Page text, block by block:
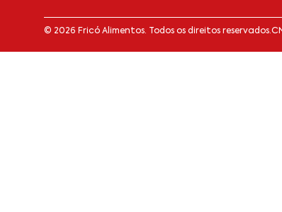
© 2026 Fricó Alimentos. Todos os direitos reservados.